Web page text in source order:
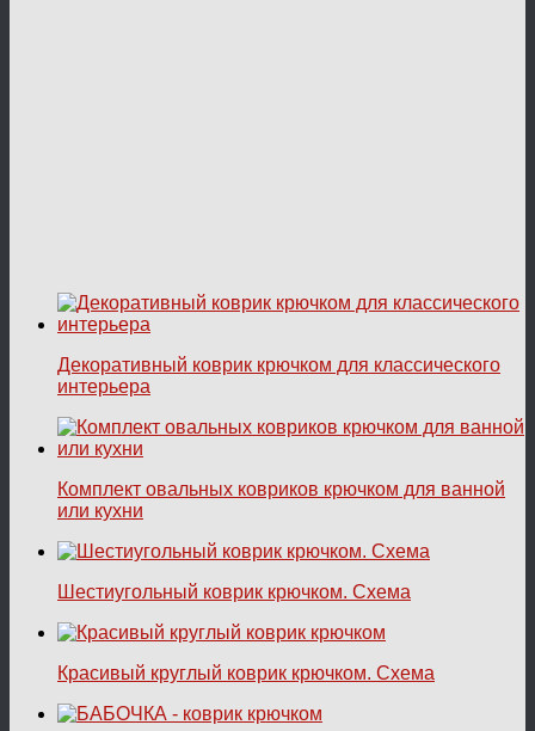
Декоративный коврик крючком для классического
интерьера
Комплект овальных ковриков крючком для ванной
или кухни
Шестиугольный коврик крючком. Схема
Красивый круглый коврик крючком. Схема